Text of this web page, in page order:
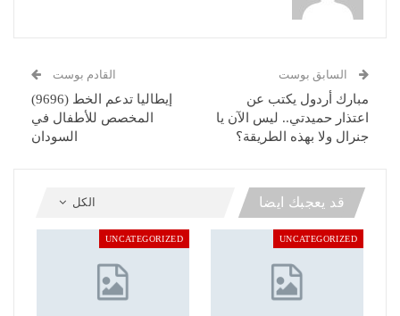
السابق بوست
مبارك أردول يكتب عن
اعتذار حميدتي.. ليس الآن يا
جنرال ولا بهذه الطريقة؟
القادم بوست
إيطاليا تدعم الخط (9696)
المخصص للأطفال في
السودان
الكل قد يعجبك ايضا
UNCATEGORIZED
UNCATEGORIZED